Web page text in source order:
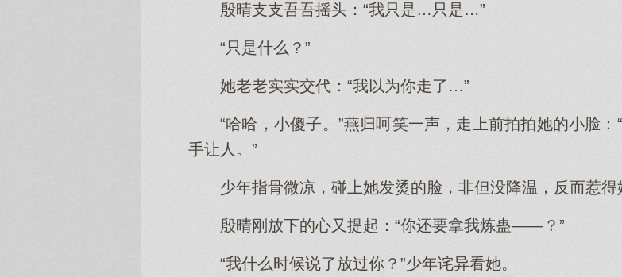
殷晴支支吾吾摇头：“我只是…只是…”
“只是什么？”
她老老实实交代：“我以为你走了…”
“哈哈，小傻子。”燕归呵笑一声，走上前拍拍她的小脸
手让人。”
少年指骨微凉，碰上她发烫的脸，非但没降温，反而惹得
殷晴刚放下的心又提起：“你还要拿我炼蛊——？”
“我什么时候说了放过你？”少年诧异看她。